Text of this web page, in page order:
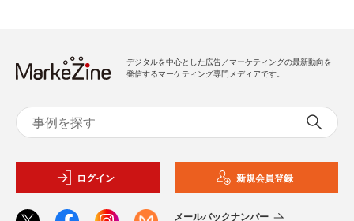
デジタルを中心とした広告／マーケティングの最新動向を
発信するマーケティング専門メディアです。
ログイン 新規会員登録
メールバックナンバー